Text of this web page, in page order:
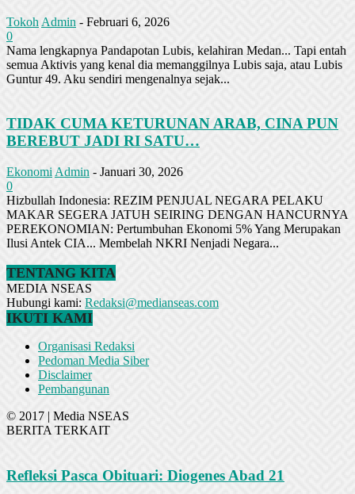
Tokoh Admin - Februari 6, 2026
0
Nama lengkapnya Pandapotan Lubis, kelahiran Medan... Tapi entah
semua Aktivis yang kenal dia memanggilnya Lubis saja, atau Lubis
Guntur 49. Aku sendiri mengenalnya sejak...
TIDAK CUMA KETURUNAN ARAB, CINA PUN
BEREBUT JADI RI SATU…
Ekonomi Admin - Januari 30, 2026
0
Hizbullah Indonesia: REZIM PENJUAL NEGARA PELAKU
MAKAR SEGERA JATUH SEIRING DENGAN HANCURNYA
PEREKONOMIAN: Pertumbuhan Ekonomi 5% Yang Merupakan
Ilusi Antek CIA... Membelah NKRI Nenjadi Negara...
TENTANG KITA
MEDIA NSEAS
Hubungi kami: Redaksi@medianseas.com
IKUTI KAMI
Organisasi Redaksi
Pedoman Media Siber
Disclaimer
Pembangunan
© 2017 | Media NSEAS
BERITA TERKAIT
Refleksi Pasca Obituari: Diogenes Abad 21